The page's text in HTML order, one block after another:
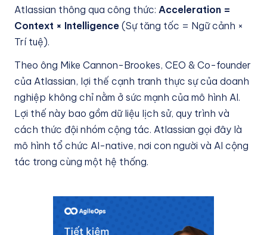
Atlassian thông qua công thức: Acceleration =
Context × Intelligence (Sự tăng tốc = Ngữ cảnh ×
Trí tuệ).
Theo ông Mike Cannon-Brookes, CEO & Co-founder
của Atlassian, lợi thế cạnh tranh thực sự của doanh
nghiệp không chỉ nằm ở sức mạnh của mô hình AI.
Lợi thế này bao gồm dữ liệu lịch sử, quy trình và
cách thức đội nhóm cộng tác. Atlassian gọi đây là
mô hình tổ chức AI-native, nơi con người và AI cộng
tác trong cùng một hệ thống.